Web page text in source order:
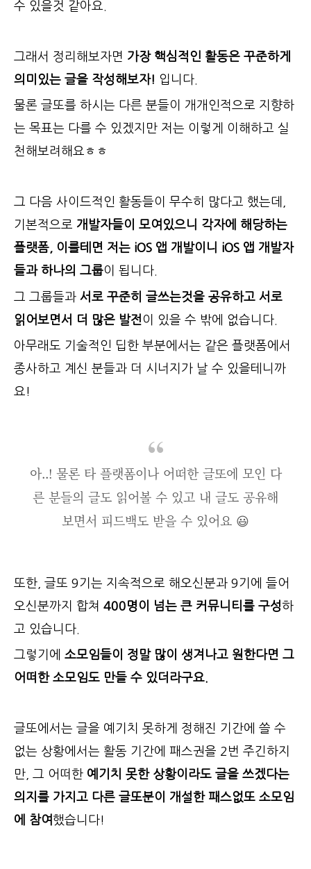
수 있을것 같아요.
그래서 정리해보자면 가장 핵심적인 활동은 꾸준하게
의미있는 글을 작성해보자! 입니다.
물론 글또를 하시는 다른 분들이 개개인적으로 지향하
는 목표는 다를 수 있겠지만 저는 이렇게 이해하고 실
천해보려해요ㅎㅎ
그 다음 사이드적인 활동들이 무수히 많다고 했는데,
기본적으로 개발자들이 모여있으니 각자에 해당하는
플랫폼, 이를테면 저는 iOS 앱 개발이니 iOS 앱 개발자
들과 하나의 그룹이 됩니다.
그 그룹들과 서로 꾸준히 글쓰는것을 공유하고 서로
읽어보면서 더 많은 발전이 있을 수 밖에 없습니다.
아무래도 기술적인 딥한 부분에서는 같은 플랫폼에서
종사하고 계신 분들과 더 시너지가 날 수 있을테니까
요!
아..! 물론 타 플랫폼이나 어떠한 글또에 모인 다
른 분들의 글도 읽어볼 수 있고 내 글도 공유해
보면서 피드백도 받을 수 있어요 😃
또한, 글또 9기는 지속적으로 해오신분과 9기에 들어
오신분까지 합쳐 400명이 넘는 큰 커뮤니티를 구성하
고 있습니다.
그렇기에 소모임들이 정말 많이 생겨나고 원한다면 그
어떠한 소모임도 만들 수 있더라구요.
글또에서는 글을 예기치 못하게 정해진 기간에 쓸 수
없는 상황에서는 활동 기간에 패스권을 2번 주긴하지
만, 그 어떠한 예기치 못한 상황이라도 글을 쓰겠다는
의지를 가지고 다른 글또분이 개설한 패스없또 소모임
에 참여 했습니다!